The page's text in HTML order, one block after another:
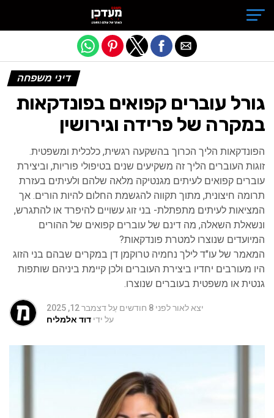
דיני משפחה
גורל עוברים קפואים בפונדקאות
במקרה של פרידה וגירושין
הפונדקאות הליך הכרוך בהשקעה רגשית, כלכלית ומשפטית.
זוגות העוברים הליך זה משקיעים שנים בטיפולי פוריות, וביצירת
עוברים קפואים לעיתים מגנטיקה מלאה שלהם ולעיתים בעזרת
תרומה חיצונית, מתוך תקווה להגשמת החלום להיות הורים. אך
המציאות לעיתים מתפתלת- בני זוג עשויים להיפרד או להתגרש,
ונשאלת השאלה, מה דינם של עוברים קפואים של ההורים
המיועדים שנוצרו למטרת פונדקאות?
המאמר של עו"ד לילך נחמיה טרוקמן דן במקרים שבהם בני הזוג
היו מעורבים יחדיו ביצירת העוברים ולכן קיימת ביניהם שותפות
גנטית או משפטית בעוברים שנוצרו.
יצא לאורלפני 8 חודשים עַלדצמבר 12, 2025
על ידי דוד אלמליח
Exit mobile version